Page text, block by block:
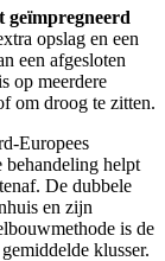
geïmpregneerd
opslag en een
een afgesloten
op meerdere
om droog te zitten.
Europees
behandeling helpt
De dubbele
en zijn
is de
klusser.